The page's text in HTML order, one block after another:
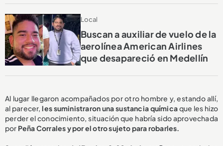
Local
Buscan a auxiliar de vuelo de la
aerolínea American Airlines
que desapareció en Medellín
Al lugar llegaron acompañados por otro hombre y, estando allí,
al parecer,les suministraron una sustancia químicaque les hizo
perder el conocimiento, situación que habría sido aprovechada
por Peña Corrales y por el otro sujeto para robarles.